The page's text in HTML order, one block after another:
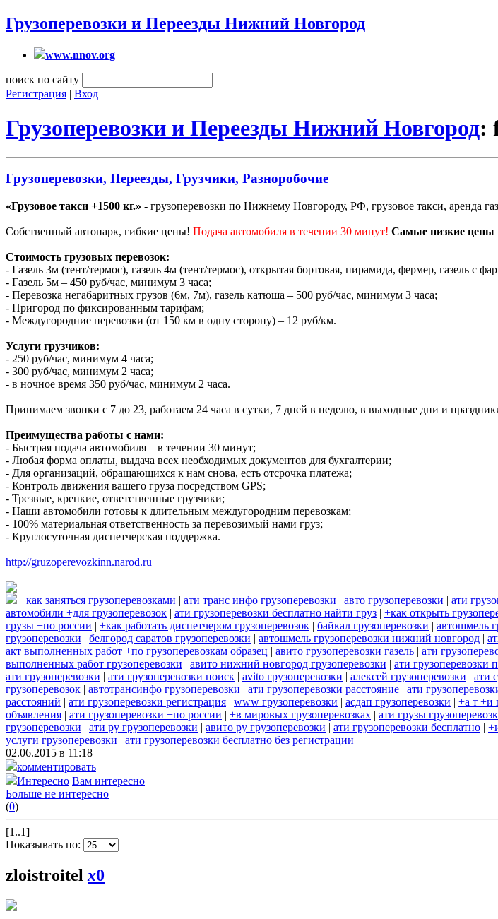
Грузоперевозки и Переезды Нижний Новгород
www.nnov.org
поиск по сайту
Регистрация | Вход
Грузоперевозки и Переезды Нижний Новгород:
Грузоперевозки, Переезды, Грузчики, Разноробочие
«Грузовое такси +1500 кг.» - грузоперевозки по Нижнему Новгороду, РФ, грузовое такси, аренда
Собственный автопарк, гибкие цены! Подача автомобиля в течении 30 минут! Самые низкие цены
Стоимость грузовых перевозок:
- Газель 3м (тент/термос), газель 4м (тент/термос), открытая бортовая, пирамида, фермер, газель с
- Газель 5м – 450 руб/час, минимум 3 часа;
- Перевозка негабаритных грузов (6м, 7м), газель катюша – 500 руб/час, минимум 3 часа;
- Пригород по фиксированным тарифам;
- Междугородние перевозки (от 150 км в одну сторону) – 12 руб/км.
Услуги грузчиков:
- 250 руб/час, минимум 4 часа;
- 300 руб/час, минимум 2 часа;
- в ночное время 350 руб/час, минимум 2 часа.
Принимаем звонки с 7 до 23, работаем 24 часа в сутки, 7 дней в неделю, в выходные дни и
Преимущества работы с нами:
- Быстрая подача автомобиля – в течении 30 минут;
- Любая форма оплаты, выдача всех необходимых документов для бухгалтерии;
- Для организаций, обращающихся к нам снова, есть отсрочка платежа;
- Контроль движения вашего груза посредством GPS;
- Трезвые, крепкие, ответственные грузчики;
- Наши автомобили готовы к длительным междугородним перевозкам;
- 100% материальная ответственность за перевозимый нами груз;
- Круглосуточная диспетчерская поддержка.
http://gruzoperevozkinn.narod.ru
+как заняться грузоперевозками | ати транс инфо грузоперевозки | авто грузоперевозки | ати
автомобили +для грузоперевозок | ати грузоперевозки бесплатно найти груз | +как открыть
грузы +по россии | +как работать диспетчером грузоперевозок | байкал грузоперевозки | автошмель
грузоперевозки | белгород саратов грузоперевозки | автошмель грузоперевозки нижний новгород |
акт выполненных работ +по грузоперевозкам образец | авито грузоперевозки газель | ати
выполненных работ грузоперевозки | авито нижний новгород грузоперевозки | ати грузоперевозки
ати грузоперевозки | ати грузоперевозки поиск | avito грузоперевозки | алексей грузоперевозки | ати
грузоперевозок | автотрансинфо грузоперевозки | ати грузоперевозки расстояние | ати
расстояний | ати грузоперевозки регистрация | www грузоперевозки | асдап грузоперевозки | +а т +и
объявления | ати грузоперевозки +по россии | +в мировых грузоперевозках | ати грузы
грузоперевозки | ати ру грузоперевозки | авито ру грузоперевозки | ати грузоперевозки бесплатно |
услуги грузоперевозки | ати грузоперевозки бесплатно без регистрации
02.06.2015 в 11:18
комментировать
Интересно Вам интересно
Больше не интересно
(0)
[1..1]
Показывать по:
zloistroitel x0